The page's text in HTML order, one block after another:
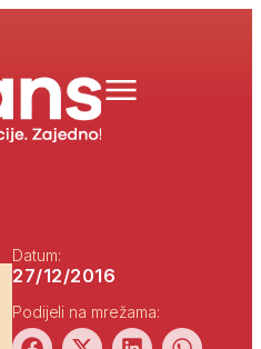
Datum:
27/12/2016
Podijeli na mrežama: